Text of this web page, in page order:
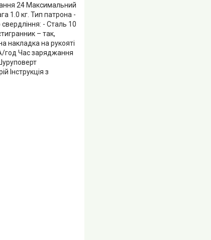
24 Максимальний
1.0 кг. Тип патрона -
- Сталь 10
– так,
накладка на рукояті
год Час заряджання
Інструкція з